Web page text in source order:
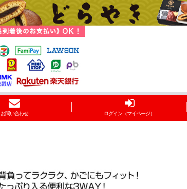
お問い合わせ ログイン（マイページ）